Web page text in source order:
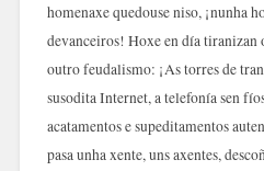
homenaxe quedouse niso, ¡nunha
devanceiros! Hoxe en día tiranizan
outro feudalismo: ¡As torres de
susodita Internet, a telefonía sen
acatamentos e supeditamentos
pasa unha xente, uns axentes,